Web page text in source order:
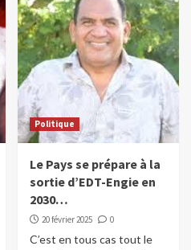
Politique
Le Pays se prépare à la
sortie d’EDT-Engie en
2030…
20 février 2025 0
C’est en tous cas tout le